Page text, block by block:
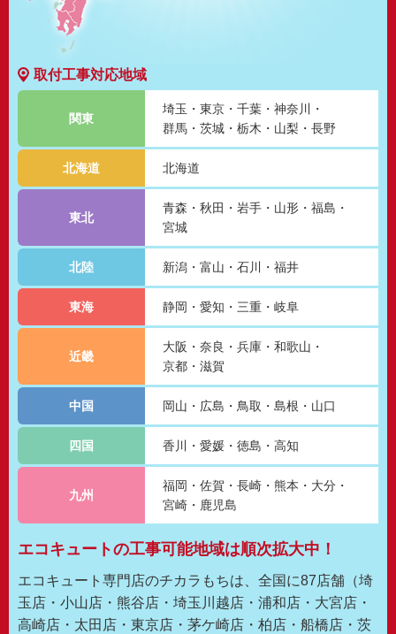
取付工事対応地域
関東
埼玉 東京 千葉
神奈川
群馬
茨城 栃木 山梨 長野
北海道 北海道
東北
青森 秋田 岩手 山形
福島
宮城
北陸 新潟 富山 石川 福井
東海 静岡 愛知 三重 岐阜
近畿
大阪 奈良 兵庫
和歌山
京都
滋賀
中国 岡山 広島 鳥取 島根 山口
四国 香川 愛媛 徳島 高知
九州
福岡 佐賀 長崎 熊本
大分
宮崎
鹿児島
エコキュートの工事可能地域は順次拡大中！
エコキュート専門店のチカラもちは、全国に87店舗（埼
玉店・小山店・熊谷店・埼玉川越店・浦和店・大宮店・
高崎店・太田店・東京店・茅ケ崎店・柏店・船橋店・茨